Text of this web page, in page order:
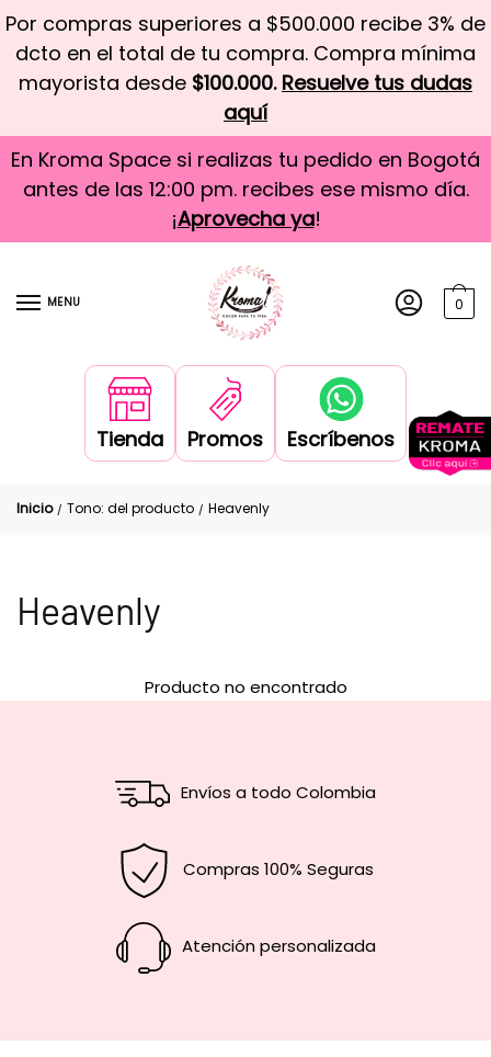
Por compras superiores a $500.000 recibe 3% de
dcto en el total de tu compra. Compra mínima
mayorista desde $100.000. Resuelve tus dudas
aquí
En Kroma Space si realizas tu pedido en Bogotá
antes de las 12:00 pm. recibes ese mismo día.
¡Aprovecha ya!
MENU 0
Tienda Promos Escríbenos
Inicio / Tono: del producto / Heavenly
Heavenly
Producto no encontrado
Envíos a todo Colombia
Compras 100% Seguras
Atención personalizada